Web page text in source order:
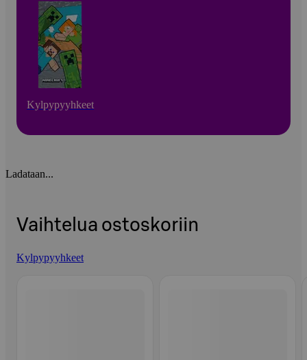
Kylpypyyhkeet
Ladataan...
Vaihtelua ostoskoriin
Kylpypyyhkeet